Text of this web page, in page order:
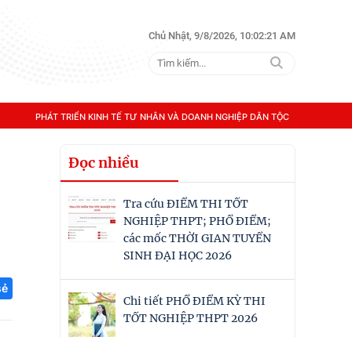
Chủ Nhật, 9/8/2026, 10:02:22 AM
PHÁT TRIỂN KINH TẾ TƯ NHÂN VÀ DOANH NGHIỆP DÂN TỘC
Đọc nhiều
Tra cứu ĐIỂM THI TỐT
NGHIỆP THPT; PHỔ ĐIỂM;
các mốc THỜI GIAN TUYỂN
SINH ĐẠI HỌC 2026
Chi tiết PHỔ ĐIỂM KỲ THI
TỐT NGHIỆP THPT 2026